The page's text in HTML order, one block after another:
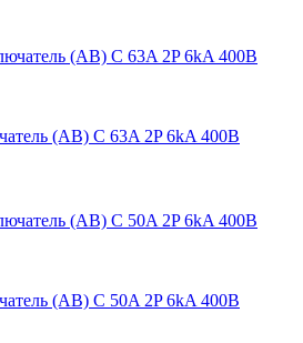
(АВ) C 63A 2P 6kA 400В
(АВ) C 50A 2P 6kA 400В